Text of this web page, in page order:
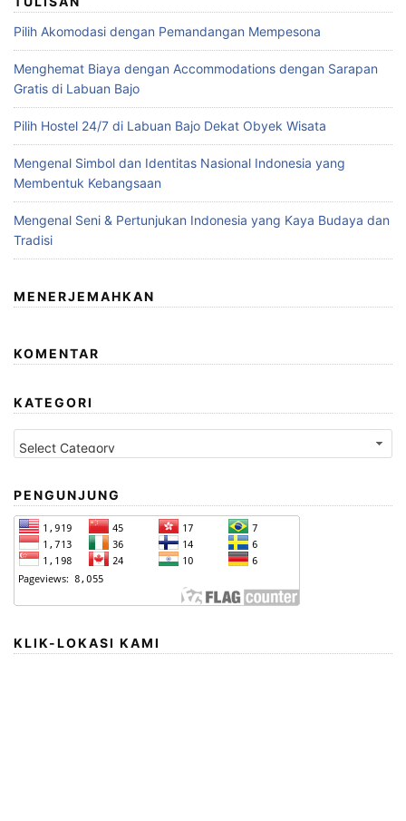
Pilih Akomodasi dengan Pemandangan Mempesona
Menghemat Biaya dengan Accommodations dengan Sarapan
Gratis di Labuan Bajo
Pilih Hostel 24/7 di Labuan Bajo Dekat Obyek Wisata
Mengenal Simbol dan Identitas Nasional Indonesia yang
Membentuk Kebangsaan
Mengenal Seni & Pertunjukan Indonesia yang Kaya Budaya dan
Tradisi
MENERJEMAHKAN
KOMENTAR
KATEGORI
Kategori
PENGUNJUNG
KLIK-LOKASI KAMI